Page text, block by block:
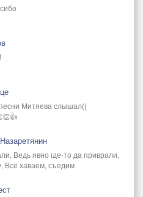
Митяева слышал((
Ведь явно где-то да приврали,
Всё хаваем, съедим